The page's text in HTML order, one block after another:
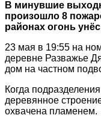
В минувшие
произошло 8
районах огонь
23 мая в 19:55 на
деревне Разважье
дом на частном
Когда
деревянное
охвачена пламенем.